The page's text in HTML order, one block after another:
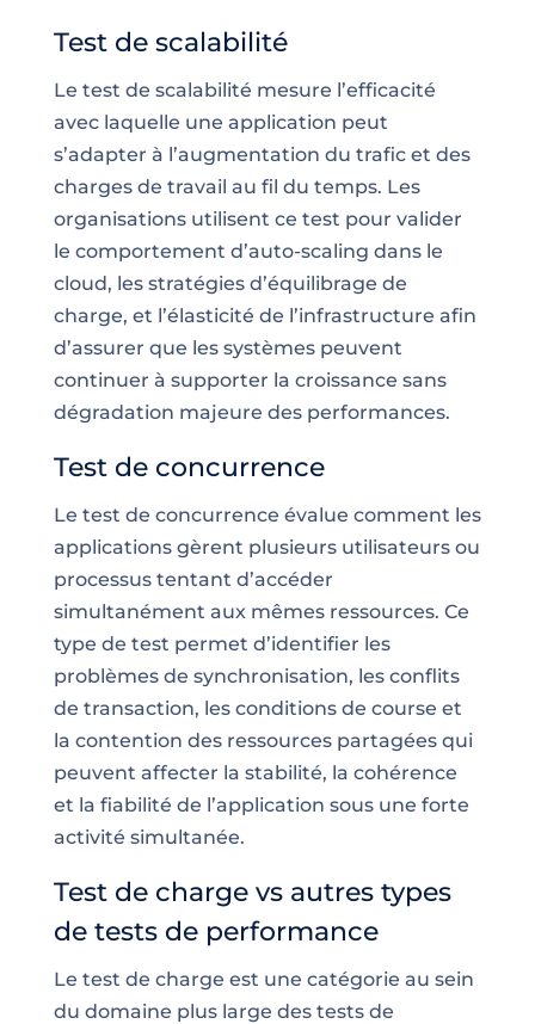
Test de scalabilité
Le test de scalabilité mesure l’efficacité
avec laquelle une application peut
s’adapter à l’augmentation du trafic et des
charges de travail au fil du temps. Les
organisations utilisent ce test pour valider
le comportement d’auto-scaling dans le
cloud, les stratégies d’équilibrage de
charge, et l’élasticité de l’infrastructure afin
d’assurer que les systèmes peuvent
continuer à supporter la croissance sans
dégradation majeure des performances.
Test de concurrence
Le test de concurrence évalue comment les
applications gèrent plusieurs utilisateurs ou
processus tentant d’accéder
simultanément aux mêmes ressources. Ce
type de test permet d’identifier les
problèmes de synchronisation, les conflits
de transaction, les conditions de course et
la contention des ressources partagées qui
peuvent affecter la stabilité, la cohérence
et la fiabilité de l’application sous une forte
activité simultanée.
Test de charge vs autres types
de tests de performance
Le test de charge est une catégorie au sein
du domaine plus large des tests de